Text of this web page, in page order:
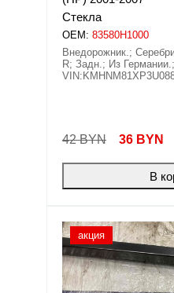
Стекла
OEM: 83580H1000
Внедорожник.;
R; Задн.; Из Германии.;
42 BYN 36 BYN
В
акция